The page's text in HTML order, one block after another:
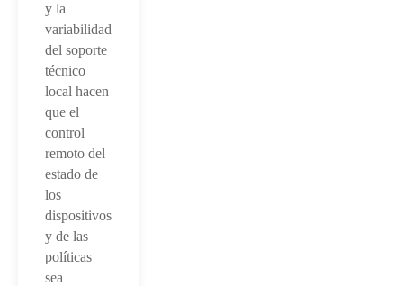
y la
variabilidad
del soporte
técnico
local hacen
que el
control
remoto del
estado de
los
dispositivos
y de las
políticas
sea